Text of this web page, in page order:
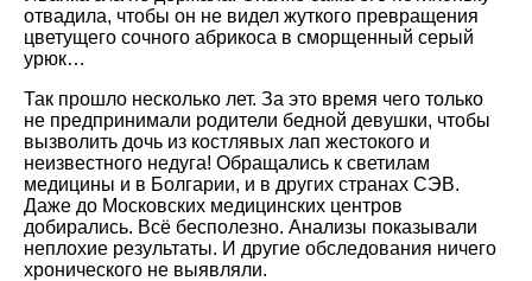
отвадила, чтобы он не видел жуткого превращения
цветущего сочного абрикоса в сморщенный серый
урюк…
Так прошло несколько лет. За это время чего только
не предпринимали родители бедной девушки, чтобы
вызволить дочь из костлявых лап жестокого и
неизвестного недуга! Обращались к светилам
медицины и в Болгарии, и в других странах СЭВ.
Даже до Московских медицинских центров
добирались. Всё бесполезно. Анализы показывали
неплохие результаты. И другие обследования ничего
хронического не выявляли.